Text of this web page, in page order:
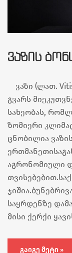
ᲕᲐᲖᲘᲡ
ვაზი (ლათ.
გვარს
სახეობას,
ზომიერი
ცნობილია
აგრონომიული
საყრდენზე
მისი ქერქი
ᲒᲐᲘᲒᲔ ᲛᲔᲢᲘ »